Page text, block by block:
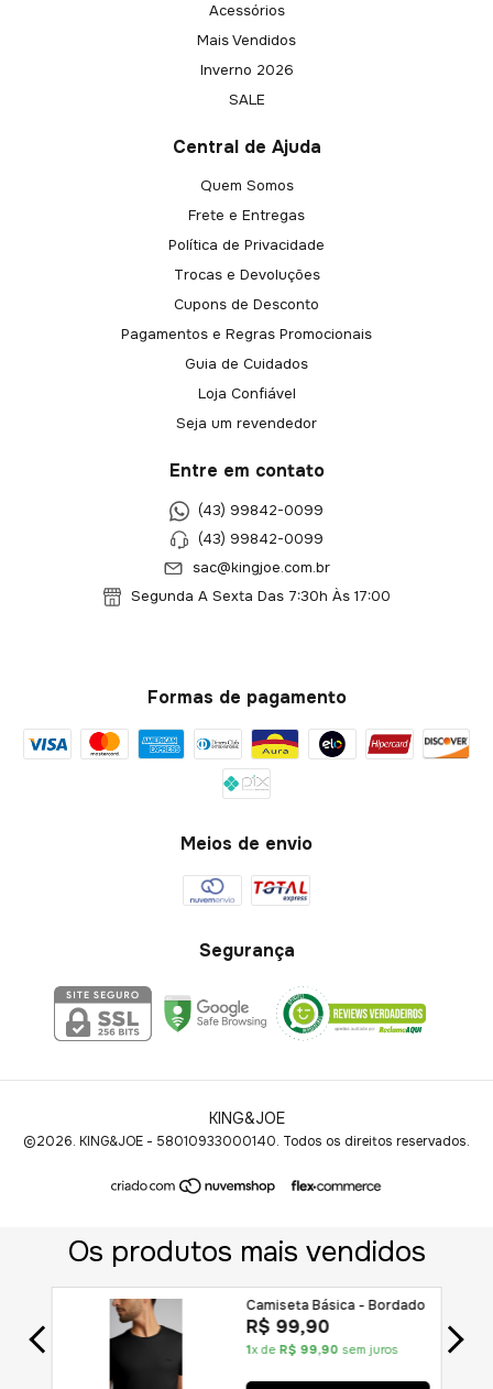
Acessórios
Mais Vendidos
Inverno 2026
SALE
Central de Ajuda
Quem Somos
Frete e Entregas
Política de Privacidade
Trocas e Devoluções
Cupons de Desconto
Pagamentos e Regras Promocionais
Guia de Cuidados
Loja Confiável
Seja um revendedor
Entre em contato
(43) 99842-0099
(43) 99842-0099
sac@kingjoe.com.br
Segunda A Sexta Das 7:30h Às 17:00
Formas de pagamento
Meios de envio
Segurança
KING&JOE
©2026. KING&JOE - 58010933000140. Todos os direitos reservados.